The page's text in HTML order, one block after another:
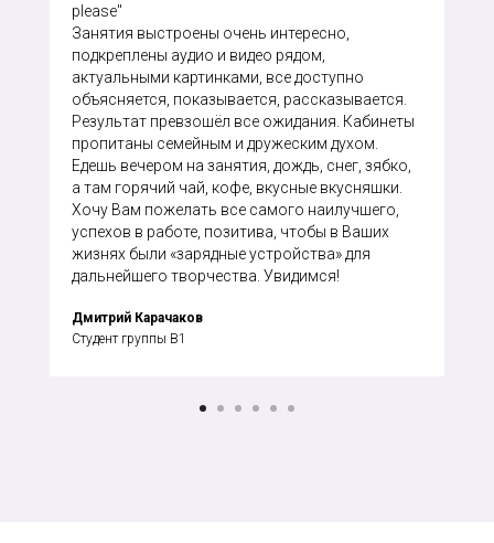
please"
Занятия выстроены очень интересно,
подкреплены аудио и видео рядом,
актуальными картинками, все доступно
объясняется, показывается, рассказывается.
Результат превзошёл все ожидания. Кабинеты
пропитаны семейным и дружеским духом.
Едешь вечером на занятия, дождь, снег, зябко,
а там горячий чай, кофе, вкусные вкусняшки.
Хочу Вам пожелать все самого наилучшего,
успехов в работе, позитива, чтобы в Ваших
жизнях были «зарядные устройства» для
дальнейшего творчества. Увидимся!
Дмитрий Карачаков
Студент группы В1